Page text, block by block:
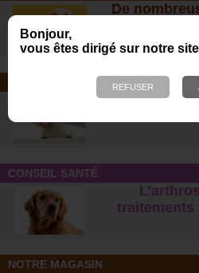
Bonjour,
vous êtes dirigé sur notre
De
SOINS ET SHAMPOOING
Tout pour
CONSEIL SANTÉ
traitements
NOTRE MAGASIN